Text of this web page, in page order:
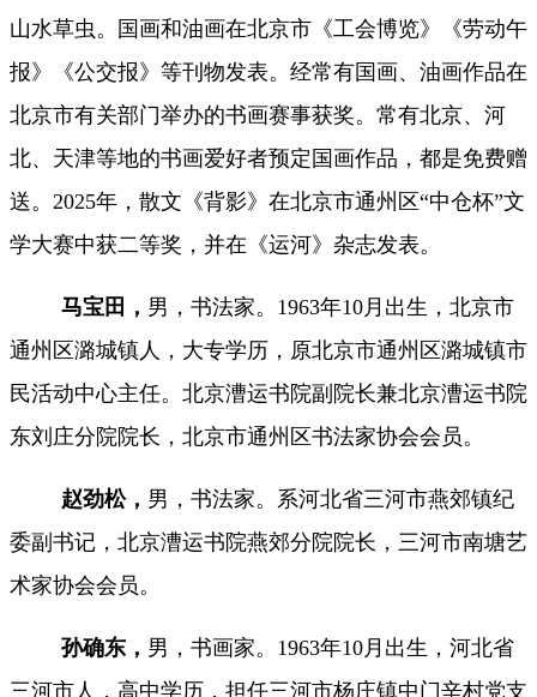
山水草虫。国画和油画在北京市《工会博览》《劳动午
报》《公交报》等刊物发表。经常有国画、油画作品在
北京市有关部门举办的书画赛事获奖。常有北京、河
北、天津等地的书画爱好者预定国画作品，都是免费赠
送。2025年，散文《背影》在北京市通州区“中仓杯”文
学大赛中获二等奖，并在《运河》杂志发表。
马宝田， 男，书法家。 1963年10月出生，北京市
通州区潞城镇人，大专学历，原北京市通州区潞城镇市
民活动中心主任。北京漕运书院副院长兼北京漕运书院
东刘庄分院院长，北京市通州区书法家协会会员。
赵劲松， 男，书法家。系河北省三河市燕郊镇纪
委副书记，北京漕运书院燕郊分院院长，三河市南塘艺
术家协会会员。
孙确东， 男，书画家。1963年10月出生，河北省
三河市人，高中学历，担任三河市杨庄镇中门辛村党支